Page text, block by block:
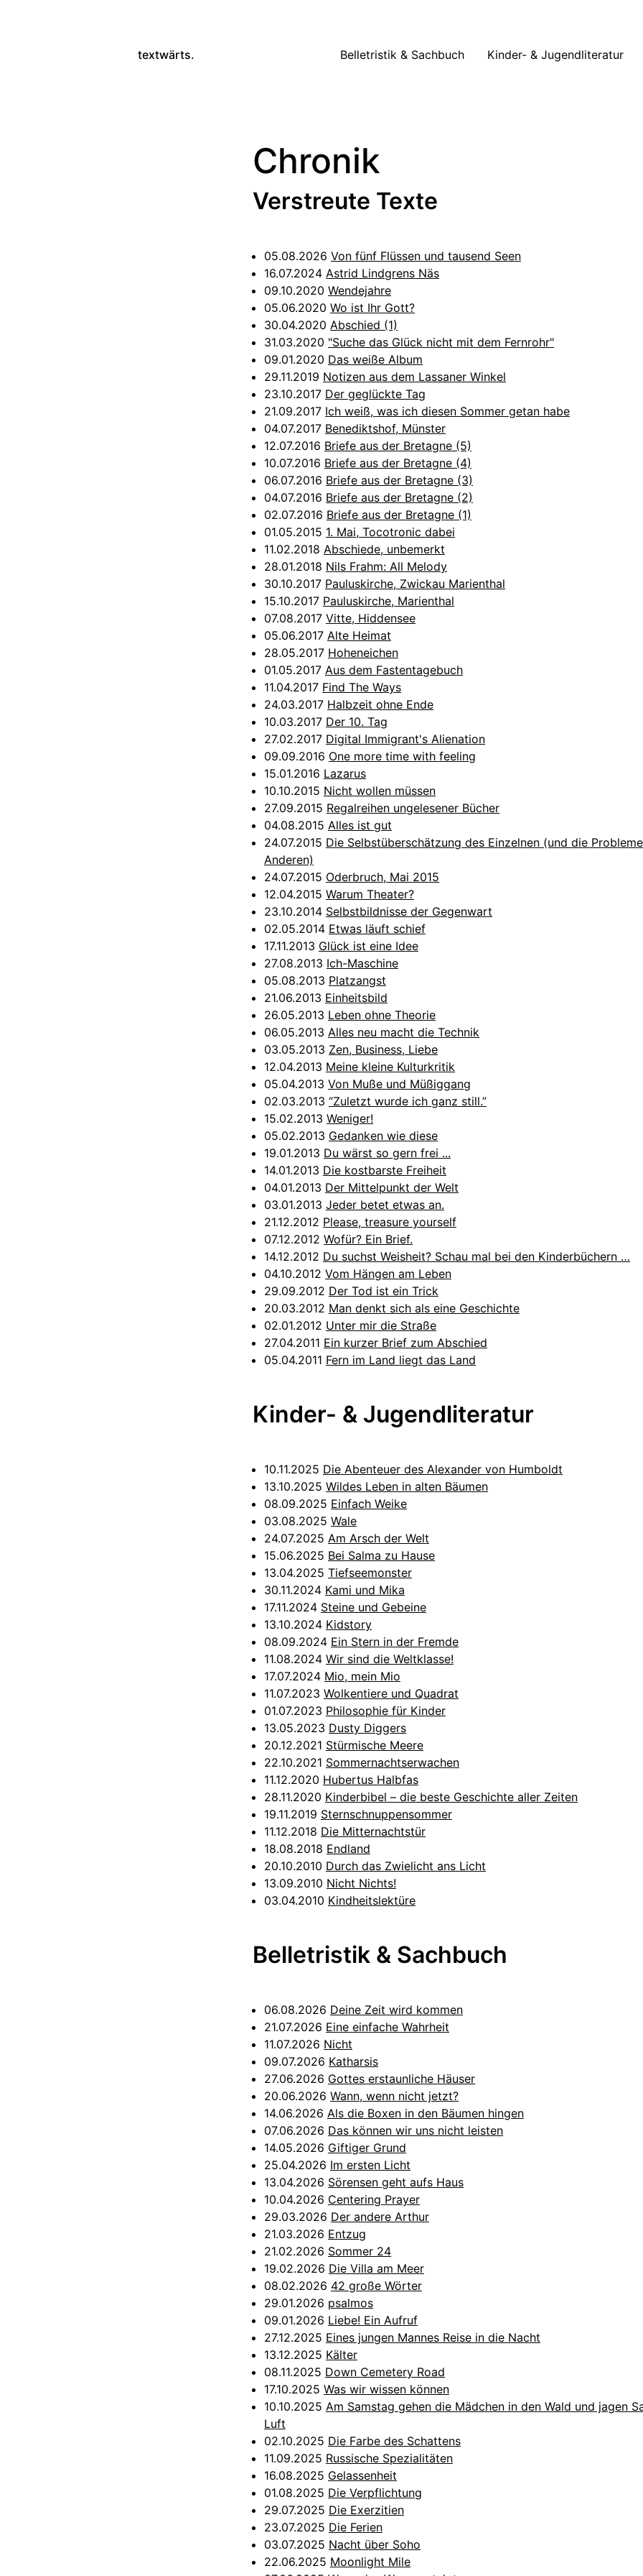
textwärts. Belletristik & Sachbuch Kinder- & Jugendliteratur
Chronik
Verstreute Texte
05.08.2026 Von fünf Flüssen und tausend Seen
16.07.2024 Astrid Lindgrens Näs
09.10.2020 Wendejahre
05.06.2020 Wo ist Ihr Gott?
30.04.2020 Abschied (1)
31.03.2020 "Suche das Glück nicht mit dem Fernrohr"
09.01.2020 Das weiße Album
29.11.2019 Notizen aus dem Lassaner Winkel
23.10.2017 Der geglückte Tag
21.09.2017 Ich weiß, was ich diesen Sommer getan habe
04.07.2017 Benediktshof, Münster
12.07.2016 Briefe aus der Bretagne (5)
10.07.2016 Briefe aus der Bretagne (4)
06.07.2016 Briefe aus der Bretagne (3)
04.07.2016 Briefe aus der Bretagne (2)
02.07.2016 Briefe aus der Bretagne (1)
01.05.2015 1. Mai, Tocotronic dabei
11.02.2018 Abschiede, unbemerkt
28.01.2018 Nils Frahm: All Melody
30.10.2017 Pauluskirche, Zwickau Marienthal
15.10.2017 Pauluskirche, Marienthal
07.08.2017 Vitte, Hiddensee
05.06.2017 Alte Heimat
28.05.2017 Hoheneichen
01.05.2017 Aus dem Fastentagebuch
11.04.2017 Find The Ways
24.03.2017 Halbzeit ohne Ende
10.03.2017 Der 10. Tag
27.02.2017 Digital Immigrant's Alienation
09.09.2016 One more time with feeling
15.01.2016 Lazarus
10.10.2015 Nicht wollen müssen
27.09.2015 Regalreihen ungelesener Bücher
04.08.2015 Alles ist gut
24.07.2015 Die Selbstüberschätzung des Einzelnen (und die
Anderen)
24.07.2015 Oderbruch, Mai 2015
12.04.2015 Warum Theater?
23.10.2014 Selbstbildnisse der Gegenwart
02.05.2014 Etwas läuft schief
17.11.2013 Glück ist eine Idee
27.08.2013 Ich-Maschine
05.08.2013 Platzangst
21.06.2013 Einheitsbild
26.05.2013 Leben ohne Theorie
06.05.2013 Alles neu macht die Technik
03.05.2013 Zen, Business, Liebe
12.04.2013 Meine kleine Kulturkritik
05.04.2013 Von Muße und Müßiggang
02.03.2013 “Zuletzt wurde ich ganz still.”
15.02.2013 Weniger!
05.02.2013 Gedanken wie diese
19.01.2013 Du wärst so gern frei ...
14.01.2013 Die kostbarste Freiheit
04.01.2013 Der Mittelpunkt der Welt
03.01.2013 Jeder betet etwas an.
21.12.2012 Please, treasure yourself
07.12.2012 Wofür? Ein Brief.
14.12.2012 Du suchst Weisheit? Schau mal bei den Kinderbüchern …
04.10.2012 Vom Hängen am Leben
29.09.2012 Der Tod ist ein Trick
20.03.2012 Man denkt sich als eine Geschichte
02.01.2012 Unter mir die Straße
27.04.2011 Ein kurzer Brief zum Abschied
05.04.2011 Fern im Land liegt das Land
Kinder- & Jugendliteratur
10.11.2025 Die Abenteuer des Alexander von Humboldt
13.10.2025 Wildes Leben in alten Bäumen
08.09.2025 Einfach Weike
03.08.2025 Wale
24.07.2025 Am Arsch der Welt
15.06.2025 Bei Salma zu Hause
13.04.2025 Tiefseemonster
30.11.2024 Kami und Mika
17.11.2024 Steine und Gebeine
13.10.2024 Kidstory
08.09.2024 Ein Stern in der Fremde
11.08.2024 Wir sind die Weltklasse!
17.07.2024 Mio, mein Mio
11.07.2023 Wolkentiere und Quadrat
01.07.2023 Philosophie für Kinder
13.05.2023 Dusty Diggers
20.12.2021 Stürmische Meere
22.10.2021 Sommernachtserwachen
11.12.2020 Hubertus Halbfas
28.11.2020 Kinderbibel – die beste Geschichte aller Zeiten
19.11.2019 Sternschnuppensommer
11.12.2018 Die Mitternachtstür
18.08.2018 Endland
20.10.2010 Durch das Zwielicht ans Licht
13.09.2010 Nicht Nichts!
03.04.2010 Kindheitslektüre
Belletristik & Sachbuch
06.08.2026 Deine Zeit wird kommen
21.07.2026 Eine einfache Wahrheit
11.07.2026 Nicht
09.07.2026 Katharsis
27.06.2026 Gottes erstaunliche Häuser
20.06.2026 Wann, wenn nicht jetzt?
14.06.2026 Als die Boxen in den Bäumen hingen
07.06.2026 Das können wir uns nicht leisten
14.05.2026 Giftiger Grund
25.04.2026 Im ersten Licht
13.04.2026 Sörensen geht aufs Haus
10.04.2026 Centering Prayer
29.03.2026 Der andere Arthur
21.03.2026 Entzug
21.02.2026 Sommer 24
19.02.2026 Die Villa am Meer
08.02.2026 42 große Wörter
29.01.2026 psalmos
09.01.2026 Liebe! Ein Aufruf
27.12.2025 Eines jungen Mannes Reise in die Nacht
13.12.2025 Kälter
08.11.2025 Down Cemetery Road
17.10.2025 Was wir wissen können
10.10.2025 Am Samstag gehen die Mädchen in den Wald und jagen
Luft
02.10.2025 Die Farbe des Schattens
11.09.2025 Russische Spezialitäten
16.08.2025 Gelassenheit
01.08.2025 Die Verpflichtung
29.07.2025 Die Exerzitien
23.07.2025 Die Ferien
03.07.2025 Nacht über Soho
22.06.2025 Moonlight Mile